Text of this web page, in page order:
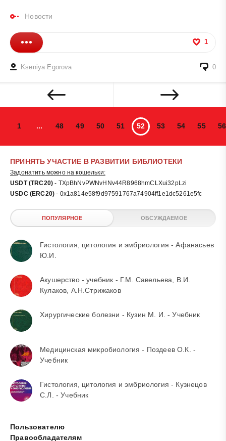
Новости
1
Kseniya Egorova 0
1 ... 48 49 50 51 52 53 54 55 56
ПРИНЯТЬ УЧАСТИЕ В РАЗВИТИИ БИБЛИОТЕКИ
Задонатить можно на кошельки:
USDT (TRC20) - TXpBhNvPWNvHNv44R8968hmCLXui32pLzi
USDC (ERC20) - 0x1a814e58f9d97591767a74904ff1e1dc5261e5fc
ПОПУЛЯРНОЕ ОБСУЖДАЕМОЕ
Гистология, цитология и эмбриология - Афанасьев
Ю.И.
Акушерство - учебник - Г.М. Савельева, В.И.
Кулаков, А.Н.Стрижаков
Хирургические болезни - Кузин М. И. - Учебник
Медицинская микробиология - Поздеев О.К. -
Учебник
Гистология, цитология и эмбриология - Кузнецов
С.Л. - Учебник
Пользователю
Правообладателям